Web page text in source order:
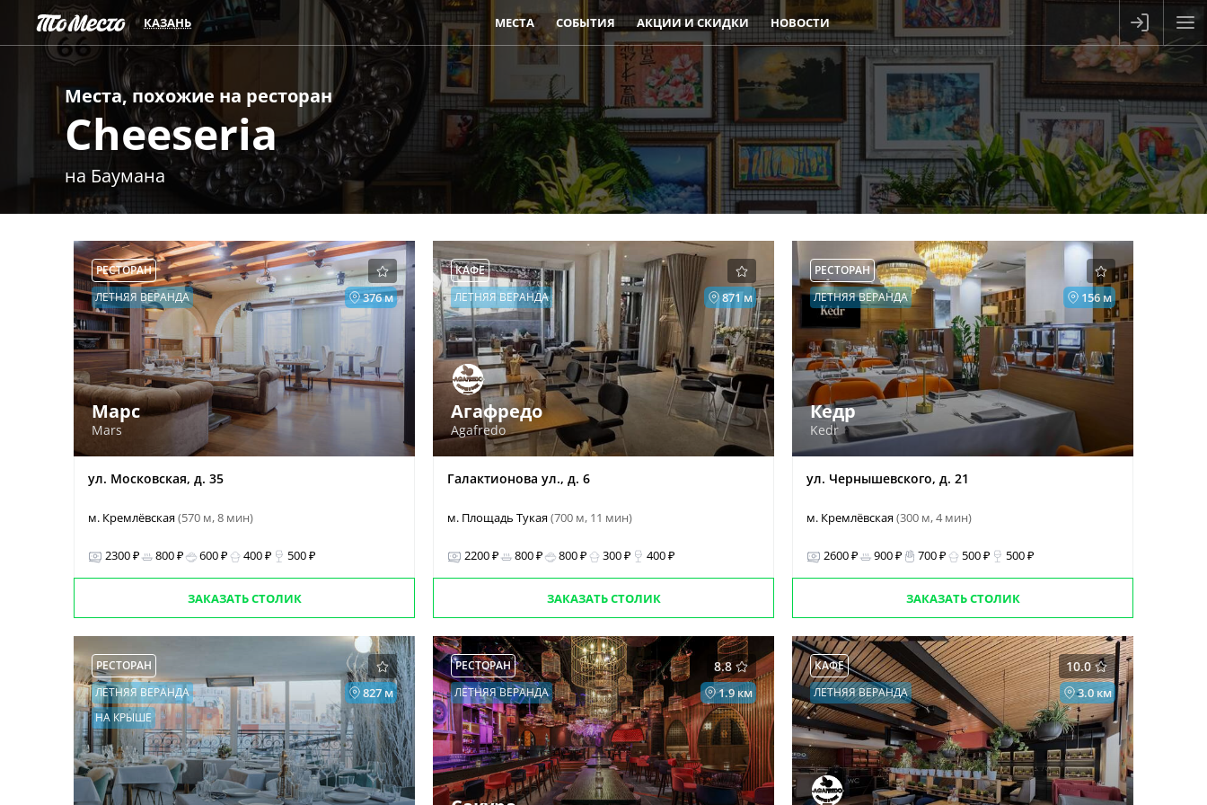
КАЗАНЬ МЕСТА СОБЫТИЯ АКЦИИ И СКИДКИ НОВОСТИ
Места, похожие на ресторан
Cheeseria
на Баумана
РЕСТОРАН
376 м
ЛЕТНЯЯ ВЕРАНДА
Марс
Mars
ул. Московская, д. 35
м. Кремлёвская(570 м, 8 мин)
2300 ₽ 800 ₽ 600 ₽ 400 ₽ 500 ₽
ЗАКАЗАТЬ СТОЛИК
КАФЕ
871 м
ЛЕТНЯЯ ВЕРАНДА
Агафредо
Agafredo
Галактионова ул., д. 6
м. Площадь Тукая(700 м, 11 мин)
2200 ₽ 800 ₽ 800 ₽ 300 ₽ 400 ₽
ЗАКАЗАТЬ СТОЛИК
РЕСТОРАН
156 м
ЛЕТНЯЯ ВЕРАНДА
Кедр
Kedr
ул. Чернышевского, д. 21
м. Кремлёвская(300 м, 4 мин)
2600 ₽ 900 ₽ 700 ₽ 500 ₽ 500 ₽
ЗАКАЗАТЬ СТОЛИК
РЕСТОРАН
827 м
ЛЕТНЯЯ ВЕРАНДА
НА КРЫШЕ
8.8
РЕСТОРАН
1.9 км
ЛЕТНЯЯ ВЕРАНДА
10.0
КАФЕ
3.0 км
ЛЕТНЯЯ ВЕРАНДА